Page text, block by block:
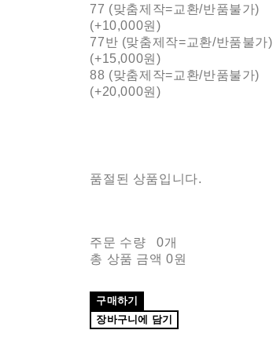
77 (맞춤제작=교환/반품불가)
(+10,000원)
77반 (맞춤제작=교환/반품불가)
(+15,000원)
88 (맞춤제작=교환/반품불가)
(+20,000원)
품절된 상품입니다.
주문 수량
0개
총 상품 금액 0원
구매하기
장바구니에 담기